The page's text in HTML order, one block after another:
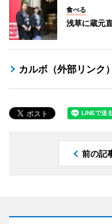
食べる
浅草に蔵元
カルボ（外部リンク）
前の記